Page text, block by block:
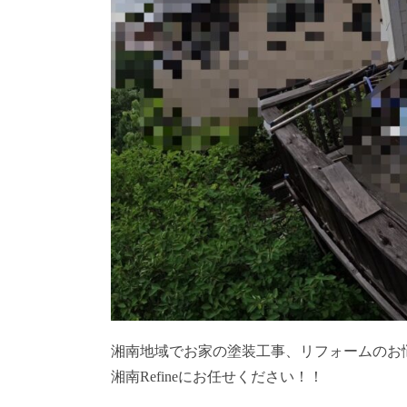
湘南地域でお家の塗装工事、リフォームのお
湘南Refineにお任せください！！